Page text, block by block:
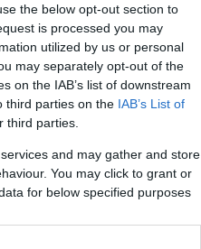
the below opt-out section to
is processed you may
utilized by us or personal
may separately opt-out of the
on the IAB’s list of downstream
third parties on the IAB’s List of
third parties.
and may gather and store
You may click to grant or
for below specified purposes